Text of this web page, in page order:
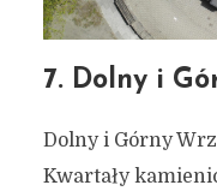
7. Dolny i
Dolny i Górny
Kwartały